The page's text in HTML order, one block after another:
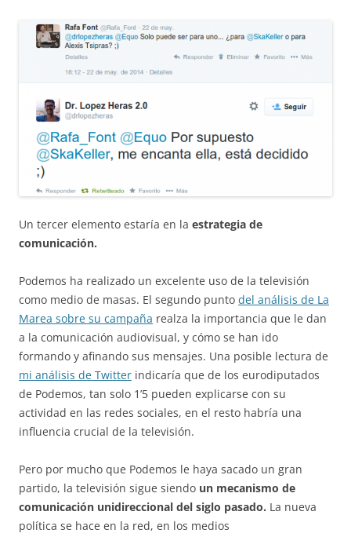
Un tercer elemento estaría en la estrategia de
comunicación.
Podemos ha realizado un excelente uso de la televisión
como medio de masas. El segundo punto del análisis de La
Marea sobre su campaña realza la importancia que le dan
a la comunicación audiovisual, y cómo se han ido
formando y afinando sus mensajes. Una posible lectura de
mi análisis de Twitter indicaría que de los eurodiputados
de Podemos, tan solo 1’5 pueden explicarse con su
actividad en las redes sociales, en el resto habría una
influencia crucial de la televisión.
Pero por mucho que Podemos le haya sacado un gran
partido, la televisión sigue siendo un mecanismo de
comunicación unidireccional del siglo pasado. La nueva
política se hace en la red, en los medios